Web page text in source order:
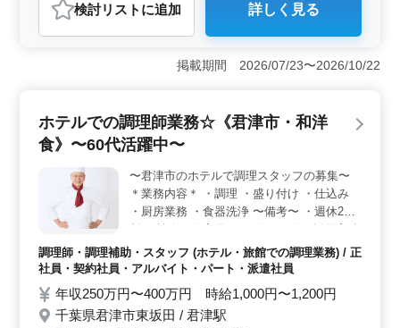
おすすめポイント
＜経験者のキャリア活用＞ 千葉県君津市法木作に拠点
を構える建設コンサル企業が、発注者支援業務に経験豊
富な方を求めています。中高年の経験者が多数活躍し、
富な方を歓迎します。また、CAD経験者も求められてい
ます。資格をお持ちの方は条件面で優遇されますので、
備しており、単身用宿舎も用意されています。遠方から
の応募者も安心して勤務できる環境が整っています。発
注者支援業務の経験者や資格者、中高年の方々の積極的
なご応募をお待ちしています。
検討リスト に追加 詳しく見る
掲載期間 2026/07/23〜2026/10/22
ホテルでの調理師業務☆《君津市・和洋
食》〜60代活躍中〜
〜君津市のホテルで調理スタッフの募集〜
＊業務内容＊ ・調理 ・盛り付け ・仕込み
・厨房業務 ・食器洗浄 〜備考〜 ・週休2日
あり ・駅近 ・住み込み施設あり 今まで培っ
てきた経験を若手に教えていきませんか？
調理師・調理補助・スタッフ (ホテル・旅館での調理業務) / 正
社員・契約社員・アルバイト・パート・派遣社員
年収250万円〜400万円 時給1,000円〜1,200円
千葉県君津市東坂田 / 君津駅